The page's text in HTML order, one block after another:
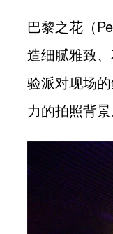
巴黎之花（
造细腻雅致
验派对现场
力的拍照背景